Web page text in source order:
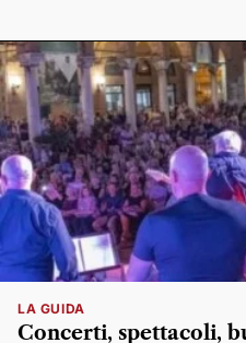
LA GUIDA
Concerti, spettacoli,